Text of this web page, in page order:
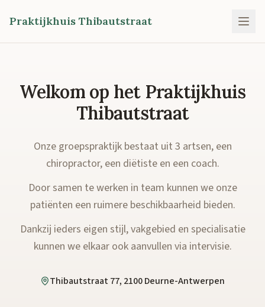
Praktijkhuis Thibautstraat
Welkom op het Praktijkhuis
Thibautstraat
Onze groepspraktijk bestaat uit 3 artsen, een
chiropractor, een diëtiste en een coach.
Door samen te werken in team kunnen we onze
patiënten een ruimere beschikbaarheid bieden.
Dankzij ieders eigen stijl, vakgebied en specialisatie
kunnen we elkaar ook aanvullen via intervisie.
Thibautstraat 77, 2100 Deurne-Antwerpen